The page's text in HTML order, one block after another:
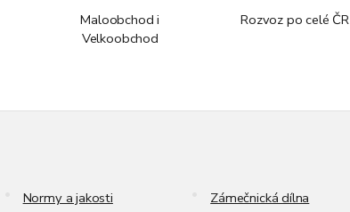
Maloobchod i
Velkoobchod
Rozvoz po celé ČR
Normy a jakosti
Zámečnická dílna